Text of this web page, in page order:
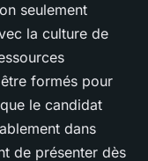
seulement
la culture de
formés pour
le candidat
dans
de présenter dès